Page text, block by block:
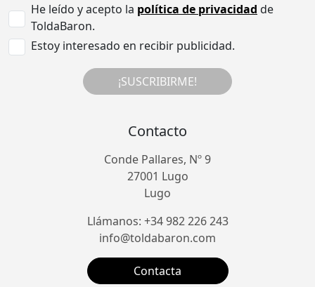
He leído y acepto la política de privacidad de
ToldaBaron.
Estoy interesado en recibir publicidad.
¡SUSCRIBIRME!
Contacto
Conde Pallares, Nº 9
27001 Lugo
Lugo
Llámanos: +34 982 226 243
info@toldabaron.com
Contacta